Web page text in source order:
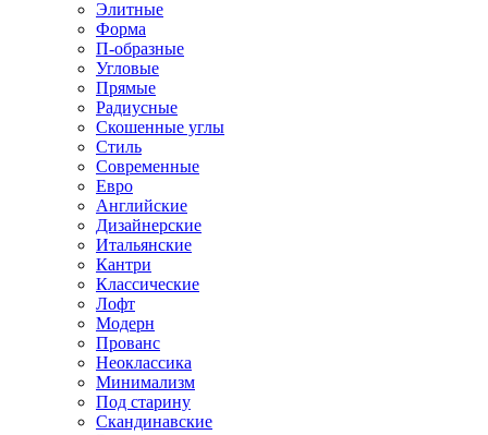
Элитные
Форма
П-образные
Угловые
Прямые
Радиусные
Скошенные углы
Стиль
Современные
Евро
Английские
Дизайнерские
Итальянские
Кантри
Классические
Лофт
Модерн
Прованс
Неоклассика
Минимализм
Под старину
Скандинавские